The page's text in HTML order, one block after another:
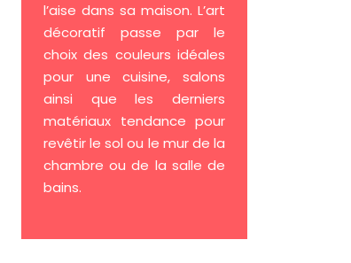
l’aise dans sa maison. L’art
décoratif passe par le
choix des couleurs idéales
pour une cuisine, salons
ainsi que les derniers
matériaux tendance pour
revêtir le sol ou le mur de la
chambre ou de la salle de
bains.